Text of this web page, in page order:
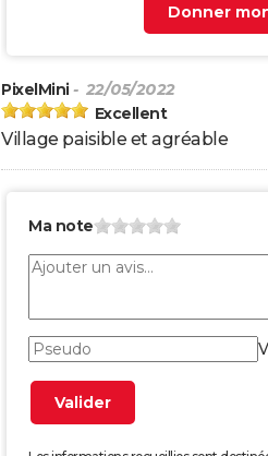
Donner
PixelMini - 22/05/2022
Excellent
Village paisible et agréable
Ma note